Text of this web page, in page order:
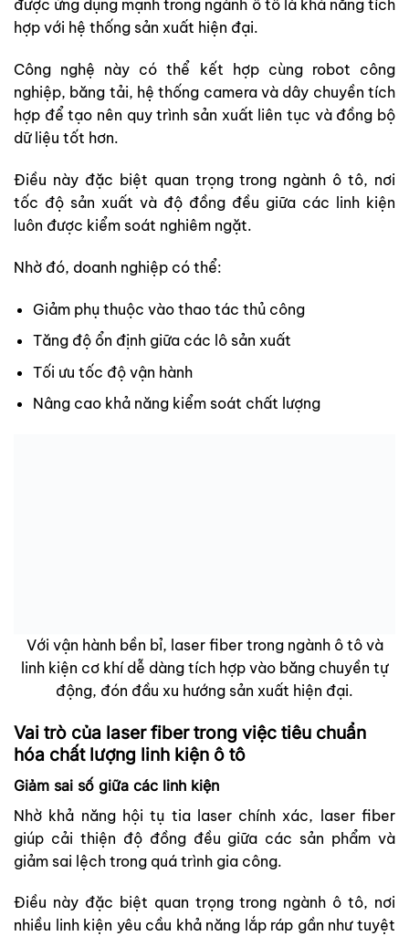
được ứng dụng mạnh trong ngành ô tô là khả năng tích
hợp với hệ thống sản xuất hiện đại.
Công nghệ này có thể kết hợp cùng robot công
nghiệp, băng tải, hệ thống camera và dây chuyền tích
hợp để tạo nên quy trình sản xuất liên tục và đồng bộ
dữ liệu tốt hơn.
Điều này đặc biệt quan trọng trong ngành ô tô, nơi
tốc độ sản xuất và độ đồng đều giữa các linh kiện
luôn được kiểm soát nghiêm ngặt.
Nhờ đó, doanh nghiệp có thể:
Giảm phụ thuộc vào thao tác thủ công
Tăng độ ổn định giữa các lô sản xuất
Tối ưu tốc độ vận hành
Nâng cao khả năng kiểm soát chất lượng
Với vận hành bền bỉ, laser fiber trong ngành ô tô và
linh kiện cơ khí dễ dàng tích hợp vào băng chuyền tự
động, đón đầu xu hướng sản xuất hiện đại.
Vai trò của laser fiber trong việc tiêu chuẩn
hóa chất lượng linh kiện ô tô
Giảm sai số giữa các linh kiện
Nhờ khả năng hội tụ tia laser chính xác, laser fiber
giúp cải thiện độ đồng đều giữa các sản phẩm và
giảm sai lệch trong quá trình gia công.
Điều này đặc biệt quan trọng trong ngành ô tô, nơi
nhiều linh kiện yêu cầu khả năng lắp ráp gần như tuyệt